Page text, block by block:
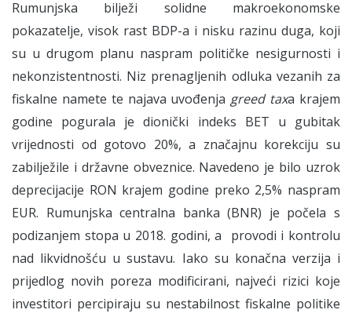
Rumunjska bilježi solidne makroekonomske
pokazatelje, visok rast BDP-a i nisku razinu duga, koji
su u drugom planu naspram političke nesigurnosti i
nekonzistentnosti. Niz prenagljenih odluka vezanih za
fiskalne namete te najava uvođenja greed taxa krajem
godine pogurala je dionički indeks BET u gubitak
vrijednosti od gotovo 20%, a značajnu korekciju su
zabilježile i državne obveznice. Navedeno je bilo uzrok
deprecijacije RON krajem godine preko 2,5% naspram
EUR. Rumunjska centralna banka (BNR) je počela s
podizanjem stopa u 2018. godini, a provodi i kontrolu
nad likvidnošću u sustavu. Iako su konačna verzija i
prijedlog novih poreza modificirani, najveći rizici koje
investitori percipiraju su nestabilnost fiskalne politike